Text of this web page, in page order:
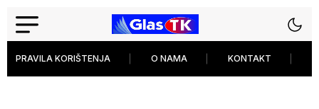
PRAVILA KORIŠTENJA O NAMA KONTAKT